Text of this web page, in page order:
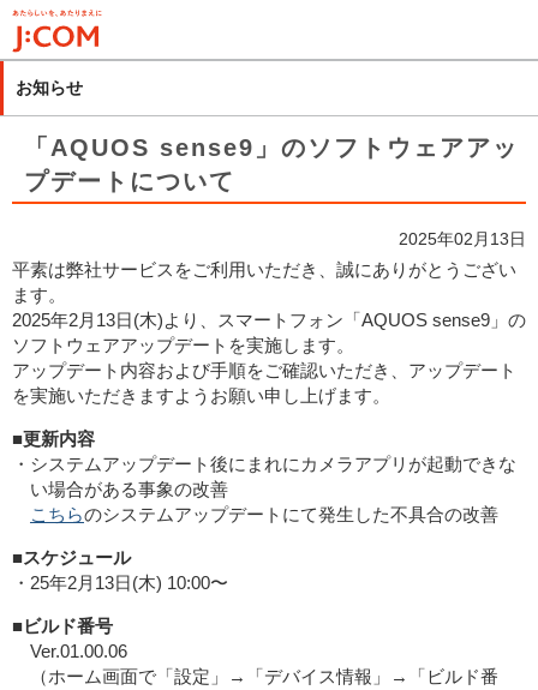
メ
イ
コ
移
動
お知らせ
「AQUOS sense9」のソフトウェアアッ
プデートについて
2025年02月13日
平素は弊社サービスをご利用いただき、誠にありがとうござい
ます。
2025年2月13日(木)より、スマートフォン「AQUOS sense9」の
ソフトウェアアップデートを実施します。
アップデート内容および手順をご確認いただき、アップデート
を実施いただきますようお願い申し上げます。
■更新内容
・システムアップデート後にまれにカメラアプリが起動できな
い場合がある事象の改善
こちらのシステムアップデートにて発生した不具合の改善
■スケジュール
・25年2月13日(木) 10:00〜
■ビルド番号
Ver.01.00.06
（ホーム画面で「設定」→「デバイス情報」→「ビルド番